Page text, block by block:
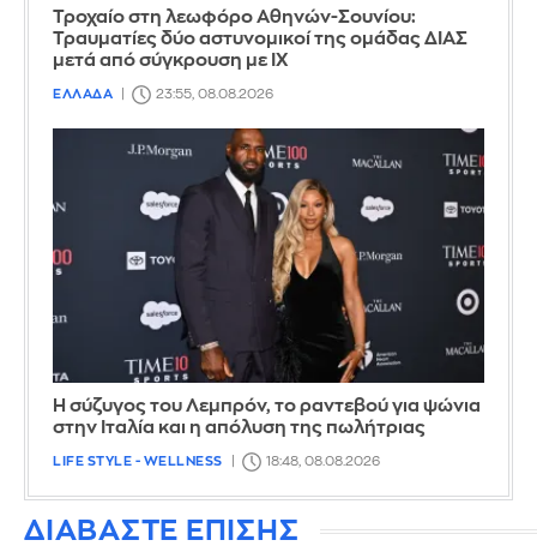
Τροχαίο στη λεωφόρο Αθηνών-Σουνίου:
Τραυματίες δύο αστυνομικοί της ομάδας ΔΙΑΣ
μετά από σύγκρουση με ΙΧ
ΕΛΛΑΔΑ 23:55, 08.08.2026
Η σύζυγος του Λεμπρόν, το ραντεβού για ψώνια
στην Ιταλία και η απόλυση της πωλήτριας
LIFE STYLE - WELLNESS 18:48, 08.08.2026
ΔΙΑΒΑΣΤΕ ΕΠΙΣΗΣ